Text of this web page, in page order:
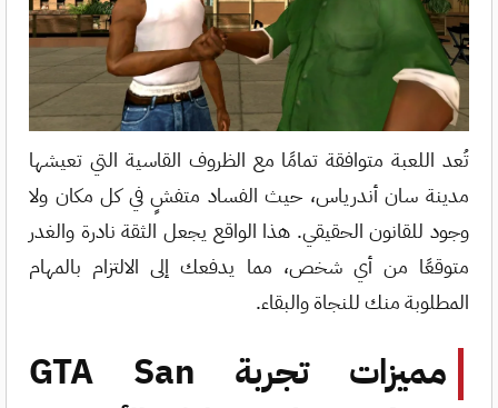
تُعد اللعبة متوافقة تمامًا مع الظروف القاسية التي تعيشها
مدينة سان أندرياس، حيث الفساد متفشٍ في كل مكان ولا
وجود للقانون الحقيقي. هذا الواقع يجعل الثقة نادرة والغدر
متوقعًا من أي شخص، مما يدفعك إلى الالتزام بالمهام
المطلوبة منك للنجاة والبقاء.
مميزات تجربة GTA San